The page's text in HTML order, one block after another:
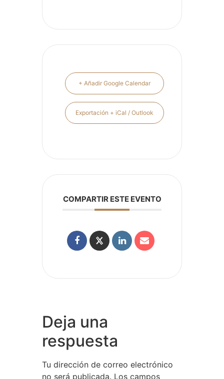
+ Añadir Google Calendar
Exportación + iCal / Outlook
COMPARTIR ESTE EVENTO
Deja una
respuesta
Tu dirección de correo electrónico
no será publicada. Los campos